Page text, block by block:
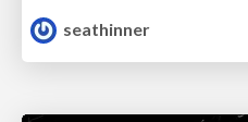
seathinner